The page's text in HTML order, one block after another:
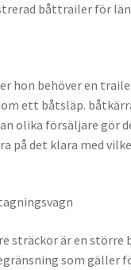
båttrailer för
hon behöver en
om ett båtsläp.
olika försäljare
på det klara med
sträckor är en
som gäller